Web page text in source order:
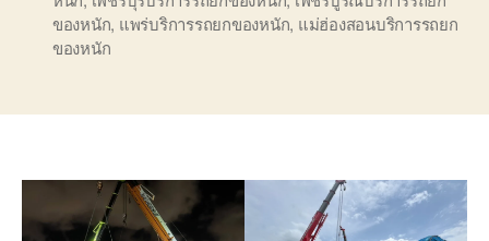
ของหนัก, แพร่บริการรถยกของหนัก, แม่ฮ่องสอนบริการรถยก
ของหนัก